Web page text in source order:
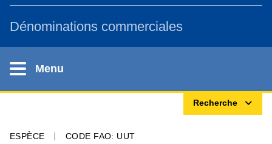
Dénominations commerciales
Menu
Recherche
ESPÈCE CODE FAO: UUT